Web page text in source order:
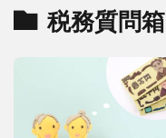
税務質問箱